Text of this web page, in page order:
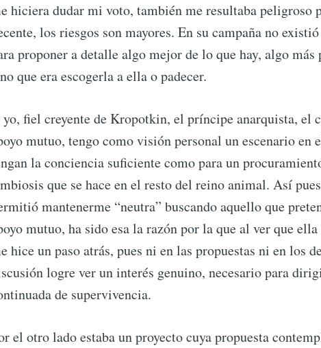
hiciera dudar mi voto, también me resultaba peligroso
los riesgos son mayores. En su campaña no
proponer a detalle algo mejor de lo que hay, algo más
que era escogerla a ella o padecer.
fiel creyente de Kropotkin, el príncipe anarquista, el
mutuo, tengo como visión personal un escenario en
la conciencia suficiente como para un
que se hace en el resto del reino animal. Así
mantenerme “neutra” buscando aquello que
mutuo, ha sido esa la razón por la que al ver que
hice un paso atrás, pues ni en las propuestas ni en los
logre ver un interés genuino, necesario para
de supervivencia.
el otro lado estaba un proyecto cuya propuesta
Subscribe to
straight to your inbox